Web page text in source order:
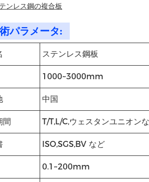
ンレス鋼の複合板
パラメータ:
ステンレス鋼板
1000~3000mm
中国
間 T/T,L/C,ウェスタンユニオン
ISO,SGS,BV など
0.1~200mm